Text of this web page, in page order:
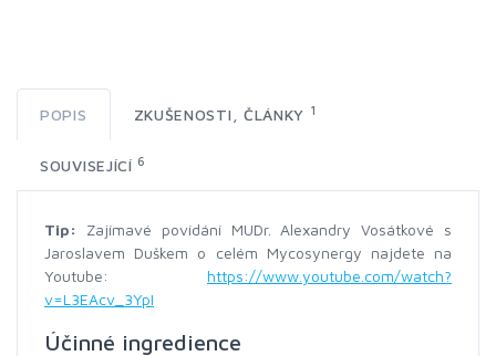
POPIS ZKUŠENOSTI, ČLÁNKY 1
SOUVISEJÍCÍ 6
Tip:
Zajímavé povídání MUDr. Alexandry Vosátkové s
Jaroslavem Duškem o celém Mycosynergy najdete na
Youtube: https://www.youtube.com/watch?
v=L3EAcv_3YpI
Účinné ingredience